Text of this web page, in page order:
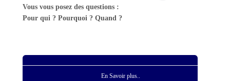
Vous vous posez des questions :
Pour qui ? Pourquoi ? Quand ?
En Savoir plus..